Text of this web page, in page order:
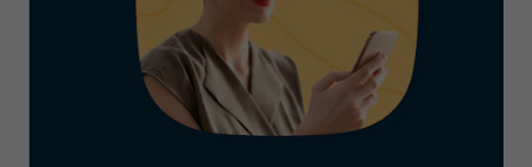
Eine vielversprechende Zukunft für Software as a Service